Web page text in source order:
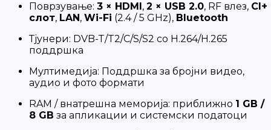
Поврзување: 3 × HDMI, 2 × USB 2.0, RF влез, CI+
слот, LAN, Wi-Fi (2.4 / 5 GHz), Bluetooth
Тјунери: DVB-T/T2/C/S/S2 со H.264/H.265
поддршка
Мултимедија: Поддршка за бројни видео,
аудио и фото формати
RAM / внатрешна меморија: приближно 1 GB /
8 GB за апликации и системски податоци